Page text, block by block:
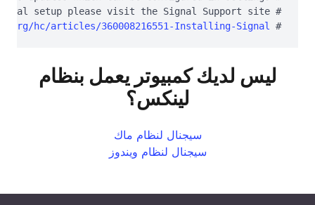
#
hc/articles/360008216551-Installing-Signal
ليس لديك كمبيوتر يعمل بنظام
لينكس؟
سيجنال لنظام ماك
سيجنال لنظام ويندوز